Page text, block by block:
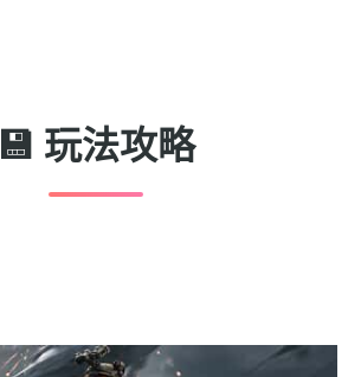
💾 玩法攻略